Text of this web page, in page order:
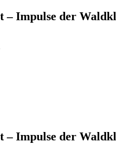
– Impulse der
– Impulse der